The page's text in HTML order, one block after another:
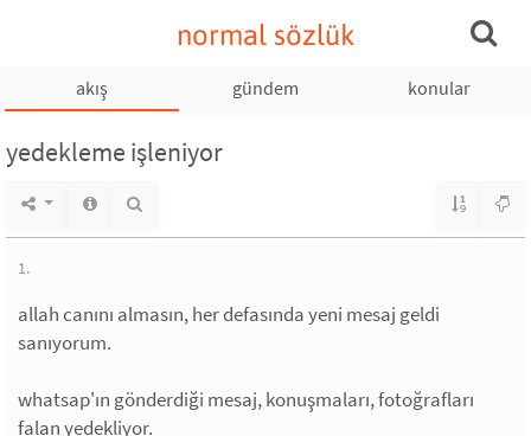
normal sözlük
akış gündem konular
yedekleme işleniyor
1.
allah canını almasın, her defasında yeni mesaj geldi
sanıyorum.
whatsap'ın gönderdiği mesaj, konuşmaları, fotoğrafları
falan yedekliyor.